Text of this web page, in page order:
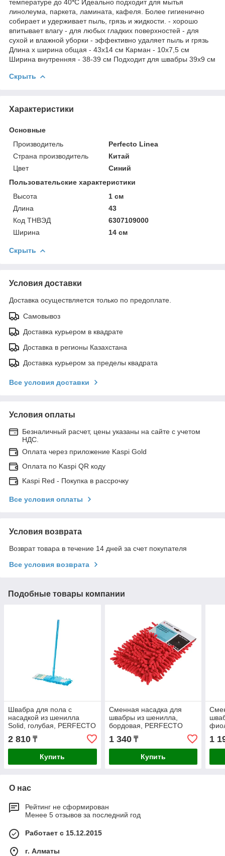
температуре до 40*С Идеально подходит для мытья
линолеума, паркета, ламината, кафеля. Более гигиенично
собирает и удерживает пыль, грязь и жидкости. - хорошо
впитывает влагу - для любых гладких поверхностей - для
сухой и влажной уборки - эффективно удаляет пыль и грязь
Длина х ширина общая - 43х14 см Карман - 10х7,5 см
Ширина внутренняя - 38-39 см Подходит для швабры 39х9 см
Скрыть
Характеристики
Основные
Производитель
Perfecto Linea
Страна производитель
Китай
Цвет
Синий
Пользовательские характеристики
Высота
1 см
Длина
43
Код ТНВЭД
6307109000
Ширина
14 см
Скрыть
Условия доставки
Доставка осуществляется только по предоплате.
Самовывоз
Доставка курьером в квадрате
Доставка в регионы Казахстана
Доставка курьером за пределы квадрата
Все условия доставки
Условия оплаты
Безналичный расчет, цены указаны на сайте с учетом
НДС.
Оплата через приложение Kaspi Gold
Оплата по Kaspi QR коду
Kaspi Red - Покупка в рассрочку
Все условия оплаты
Условия возврата
Возврат товара в течение 14 дней за счет покупателя
Все условия возврата
Подобные товары компании
Швабра для пола с
насадкой из шенилла
Solid, голубая, PERFECTO
2 810 ₸
Купить
Сменная насадка для
швабры из шенилла,
бордовая, PERFECTO
1 340₸
Купить
1
О нас
Рейтинг не сформирован
Менее 5 отзывов за последний год
Работает с 15.12.2015
г. Алматы